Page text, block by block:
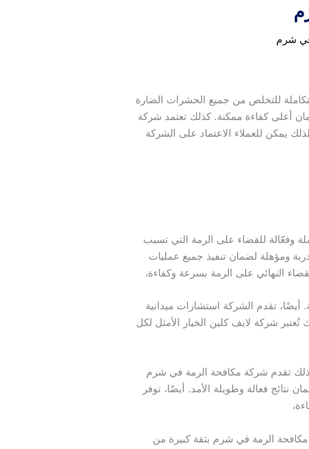
شرم
للتخلص من جميع الحشرات الضارة
أعلى كفاءة ممكنة. كذلك تعتمد شركة
يمكن للعملاء الاعتماد على الشركة
وفعّالة للقضاء على الرمة التي تسبب
ومؤهلة لضمان تنفيذ جميع عمليات
النهائي على الرمة بسرعة وكفاءة،
أيضًا، تقدم الشركة استشارات ميدانية
تُعتبر شركة لايف كلين الخيار الأمثل لكل
كذلك تقدم شركة مكافحة الرمة في شرم
نتائج فعالة وطويلة الأمد. أيضًا، توفر
الرمة في شرم بثقة كبيرة من